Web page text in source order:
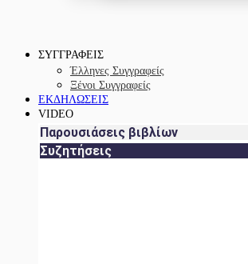
ΣΥΓΓΡΑΦΕΙΣ
Έλληνες Συγγραφείς
Ξένοι Συγγραφείς
ΕΚΔΗΛΩΣΕΙΣ
VIDEO
Παρουσιάσεις βιβλίων
Συζητήσεις